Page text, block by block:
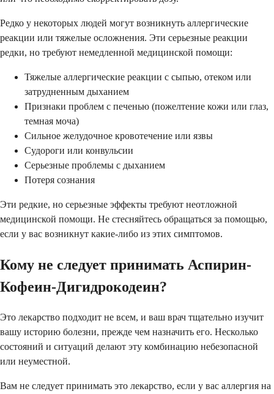
Редко у некоторых людей могут возникнуть аллергические
реакции или тяжелые осложнения. Эти серьезные реакции
редки, но требуют немедленной медицинской помощи:
Тяжелые аллергические реакции с сыпью, отеком или
затрудненным дыханием
Признаки проблем с печенью (пожелтение кожи или глаз,
темная моча)
Сильное желудочное кровотечение или язвы
Судороги или конвульсии
Серьезные проблемы с дыханием
Потеря сознания
Эти редкие, но серьезные эффекты требуют неотложной
медицинской помощи. Не стесняйтесь обращаться за помощью,
если у вас возникнут какие-либо из этих симптомов.
Кому не следует принимать Аспирин-
Кофеин-Дигидрокодеин?
Это лекарство подходит не всем, и ваш врач тщательно изучит
вашу историю болезни, прежде чем назначить его. Несколько
состояний и ситуаций делают эту комбинацию небезопасной
или неуместной.
Вам не следует принимать это лекарство, если у вас аллергия на